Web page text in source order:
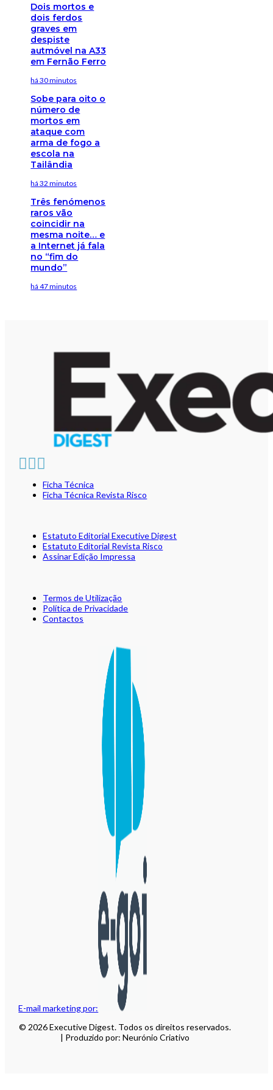
Dois mortos e
dois ferdos
graves em
despiste
autmóvel na A33
em Fernão Ferro
há 30 minutos
Sobe para oito o
número de
mortos em
ataque com
arma de fogo a
escola na
Tailândia
há 32 minutos
Três fenómenos
raros vão
coincidir na
mesma noite… e
a Internet já fala
no “fim do
mundo”
há 47 minutos
E-mail marketing por:
Ficha Técnica
Ficha Técnica Revista Risco
Estatuto Editorial Executive Digest
Estatuto Editorial Revista Risco
Assinar Edição Impressa
Termos de Utilização
Política de Privacidade
Contactos
© 2026 Executive Digest. Todos os direitos reservados.
| Produzido por: Neurónio Criativo